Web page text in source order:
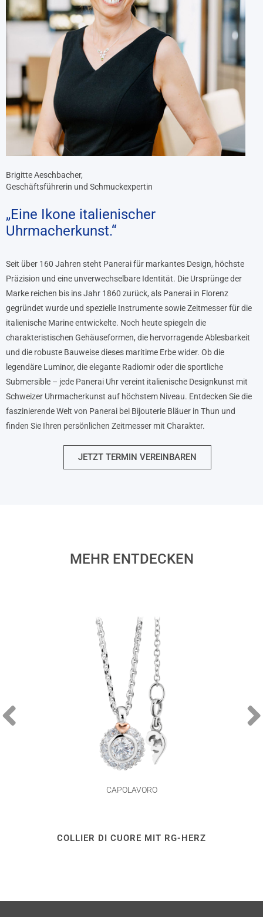
Brigitte Aeschbacher,
Geschäftsführerin und Schmuckexpertin
„Eine Ikone italienischer
Uhrmacherkunst.“
Seit über 160 Jahren steht Panerai für markantes Design, höchste
Präzision und eine unverwechselbare Identität. Die Ursprünge der
Marke reichen bis ins Jahr 1860 zurück, als Panerai in Florenz
gegründet wurde und spezielle Instrumente sowie Zeitmesser für die
italienische Marine entwickelte. Noch heute spiegeln die
charakteristischen Gehäuseformen, die hervorragende Ablesbarkeit
und die robuste Bauweise dieses maritime Erbe wider. Ob die
legendäre Luminor, die elegante Radiomir oder die sportliche
Submersible – jede Panerai Uhr vereint italienische Designkunst mit
Schweizer Uhrmacherkunst auf höchstem Niveau. Entdecken Sie die
faszinierende Welt von Panerai bei Bijouterie Bläuer in Thun und
finden Sie Ihren persönlichen Zeitmesser mit Charakter.
JETZT TERMIN VEREINBAREN
MEHR ENTDECKEN
CAPOLAVORO
COLLIER DI CUORE MIT RG-HERZ